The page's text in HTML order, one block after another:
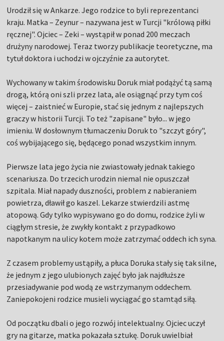
Urodził się w Ankarze. Jego rodzice to byli reprezentanci
kraju. Matka – Zeynur – nazywana jest w Turcji "królową piłki
ręcznej". Ojciec – Zeki – wystąpił w ponad 200 meczach
drużyny narodowej. Teraz tworzy publikacje teoretyczne, ma
tytuł doktora i uchodzi w ojczyźnie za autorytet.
Wychowany w takim środowisku Doruk miał podążyć tą samą
drogą, którą oni szli przez lata, ale osiągnąć przy tym coś
więcej – zaistnieć w Europie, stać się jednym z najlepszych
graczy w historii Turcji. To też "zapisane" było... w jego
imieniu. W dosłownym tłumaczeniu Doruk to "szczyt góry",
coś wybijającego się, będącego ponad wszystkim innym.
Pierwsze lata jego życia nie zwiastowały jednak takiego
scenariusza. Do trzecich urodzin niemal nie opuszczał
szpitala. Miał napady duszności, problem z nabieraniem
powietrza, dławił go kaszel. Lekarze stwierdzili astmę
atopową. Gdy tylko wypisywano go do domu, rodzice żyli w
ciągłym stresie, że zwykły kontakt z przypadkowo
napotkanym na ulicy kotem może zatrzymać oddech ich syna.
Z czasem problemy ustąpiły, a płuca Doruka stały się tak silne,
że jednym z jego ulubionych zajęć było jak najdłuższe
przesiadywanie pod wodą ze wstrzymanym oddechem.
Zaniepokojeni rodzice musieli wyciągać go stamtąd siłą.
Od początku dbali o jego rozwój intelektualny. Ojciec uczył
gry na gitarze, matka pokazała sztukę. Doruk uwielbiał